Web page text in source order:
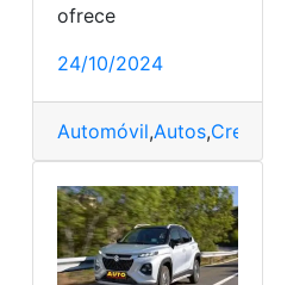
Ecuador Híbridos , Ranking
ofrece
24/10/2024
Automóvil,Autos,